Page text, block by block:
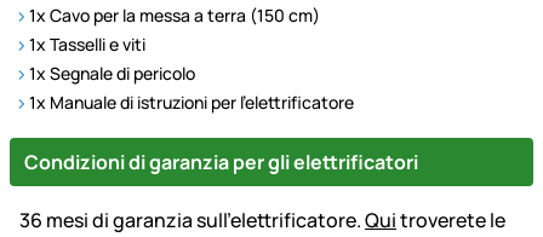
1x Cavo per la messa a terra (150 cm)
1x Tasselli e viti
1x Segnale di pericolo
1x Manuale di istruzioni per l’elettrificatore
Condizioni di garanzia per gli elettrificatori
36 mesi di garanzia sull'elettrificatore.Quitroverete le